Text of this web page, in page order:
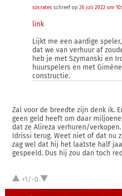
socrates schreef op 26 juli 2022 om
link
Lijkt me een aardige
dat we van verhuur af
heb je met Szymanski en
huurspelers en met
constructie.
Zal voor de breedte zijn denk ik.
geen geld heeft om daar
dat ze Alireza verhuren/
Idrissi terug. Weet niet of dat nu
zag wel dat hij het laatste half
gespeeld. Dus hij zou dan toch
+1/-0